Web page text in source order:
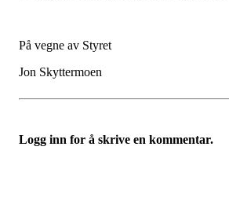
På vegne av Styret
Jon Skyttermoen
Logg inn for å skrive en kommentar.